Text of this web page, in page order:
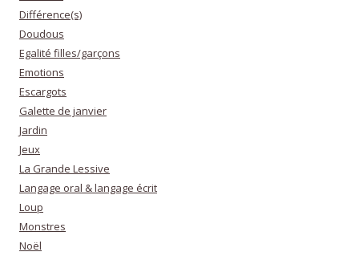
Différence(s)
Doudous
Egalité filles/garçons
Emotions
Escargots
Galette de janvier
Jardin
Jeux
La Grande Lessive
Langage oral & langage écrit
Loup
Monstres
Noël